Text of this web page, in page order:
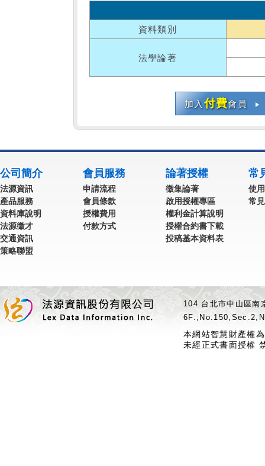
資料類別
法學論著
加入付費會員
公司簡介
法源資訊
產品服務
資料庫說明
法源徵才
交通資訊
策略聯盟
會員服務
申請流程
會員條款
授權費用
付款方式
論著授權
徵集論著
啟用授權專區
權利金計算說明
授權合約書下載
投稿基本資料表
常
使
常
104 台北市中山區
本網站智慧財產權
未經正式書面授權